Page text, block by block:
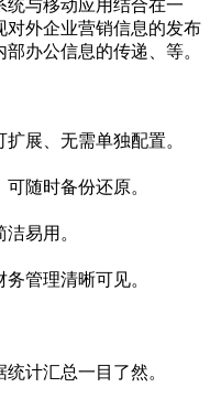
统与移动应用结合在一
对外企业营销信息的发布
办公信息的传递、等。
展、无需单独配置。
随时备份还原。
易用。
管理清晰可见。
计汇总一目了然。